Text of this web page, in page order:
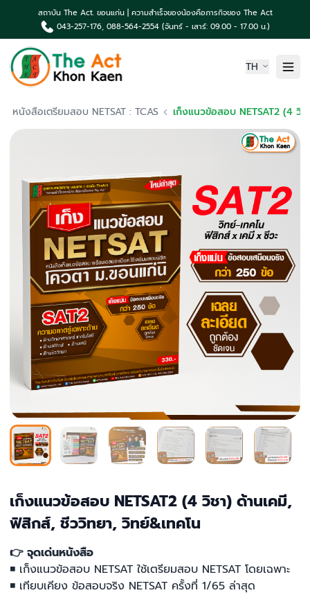
สถาบัน The Act. ขอนแก่น | ความสำเร็จของน้องคือภารกิจของ The Act
043-257-176, 088-564-2554 (จันทร์ - เสาร์: 09.00 - 17.00 น.)
TH
หน้าแรก
เกี่ยวกับเรา
ผลงานน้องค่าย The Act
TCAS News & กิจกรรม
ติดต่อเรา
หนังสือเตรียมสอบ NETSAT : TCAS
เก็งแนวข้อสอบ NETSAT2 (4 วิชา) ด้านเคมี,
ฟิสิกส์, ชีววิทยา, วิทย์&เทคโน
👉 จุดเด่นหนังสือ
◾ เก็งแนวข้อสอบ NETSAT ใช้เตรียมสอบ NETSAT โดยเฉพาะ
◾ เทียบเคียง ข้อสอบจริง NETSAT ครั้งที่ 1/65 ล่าสุด